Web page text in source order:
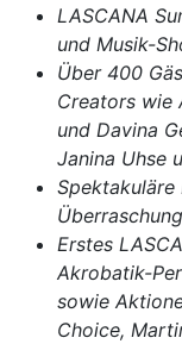
LASCANA
und Musik-
Über 400
Creators wie
und Davina
Janina Uhse
Spektakuläre
Erstes
Akrobatik-
sowie
Choice,